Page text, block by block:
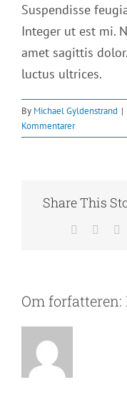
Suspendisse
Integer ut est mi.
amet sagittis
luctus ultrices.
By Michael Gyldenstrand |
Kommentarer
Share This
Facebook
Om forfatteren: